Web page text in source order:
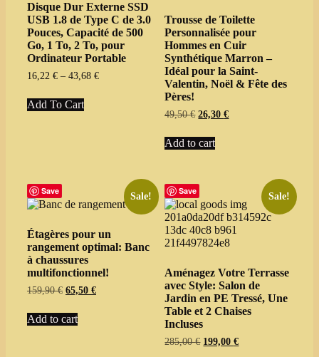
Disque Dur Externe SSD
USB 1.8 de Type C de 3.0
Pouces, Capacité de 500
Go, 1 To, 2 To, pour
Ordinateur Portable
16,22 € – 43,68 €Price
Add To Cartproduct
chosen
the
product
page
Trousse de Toilette
Personnalisée pour
Hommes en Cuir
Synthétique Marron –
Idéal pour la Saint-
Valentin, Noël & Fête des
Pères!
49,50€ Original
was:
49,50 €.
26,30€Current
Add to cart
Save
Sale!
Étagères pour un
rangement optimal: Banc
à chaussures
multifonctionnel!
159,90€ Original
was:
159,90 €.
65,50 €Current
Add to cart
Save
Sale!
Aménagez Votre Terrasse
avec Style: Salon de
Jardin en PE Tressé, Une
Table et 2 Chaises
Incluses
285,00€ Original
199,00€Current